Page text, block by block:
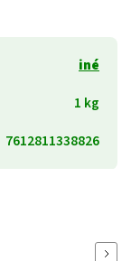
iné
1 kg
7612811338826
Next